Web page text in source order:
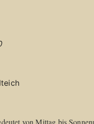
von Mittag bis